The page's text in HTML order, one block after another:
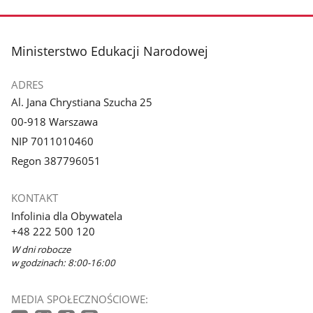
stopka
Ministerstwo Edukacji Narodowej
ADRES
Al. Jana Chrystiana Szucha 25
00-918 Warszawa
NIP 7011010460
Regon 387796051
KONTAKT
Infolinia dla Obywatela
+48 222 500 120
W dni robocze
w godzinach: 8:00-16:00
MEDIA SPOŁECZNOŚCIOWE: